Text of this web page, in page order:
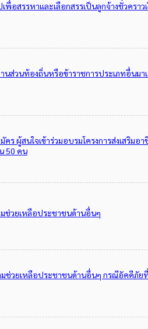
อสรรหาและเลือกสรรเป็นลูกจ้างชั่วคราว
นส่วนท้องถิ่นหรือข้าราชการประเภทอื่นมา
ร ผู้สนใจเข้าร่วมอบรมโครงการส่งเสริมอ
50 คน
ช่วยเหลือประชาชนด้านอื่นๆ
ช่วยเหลือประชาชนด้านอื่นๆ กรณีอัคคีภัยที่